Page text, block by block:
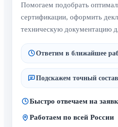
Помогаем подобрать
сертификации, оформить
техническую документацию
Ответим в ближайшее
Подскажем точный
Быстро отвечаем на
Работаем по всей России